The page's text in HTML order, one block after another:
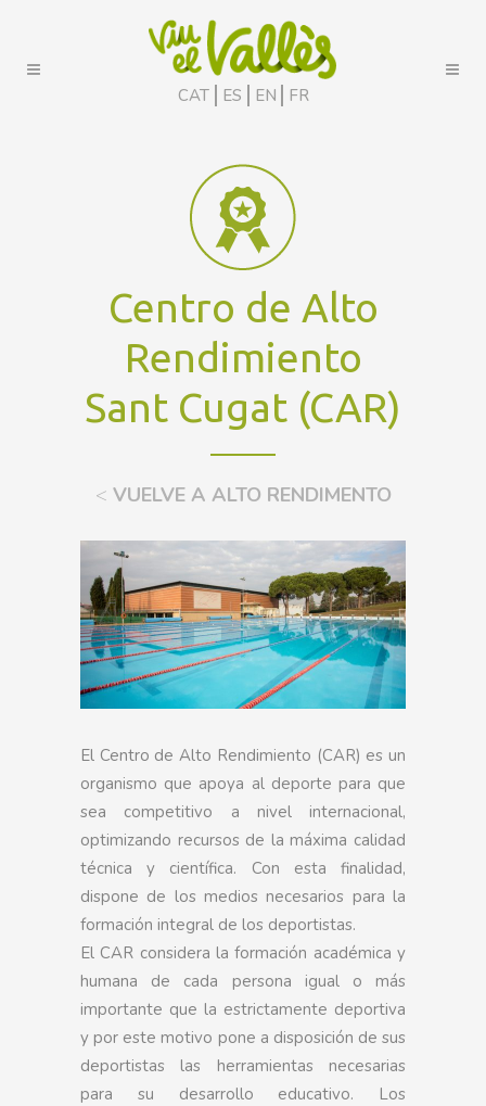
CAT ES EN FR
Centro de Alto
Rendimiento
Sant Cugat (CAR)
< VUELVE A ALTO RENDIMENTO
El Centro de Alto Rendimiento (CAR) es un
organismo que apoya al deporte para que
sea competitivo a nivel internacional,
optimizando recursos de la máxima calidad
técnica y científica. Con esta finalidad,
dispone de los medios necesarios para la
formación integral de los deportistas.
El CAR considera la formación académica y
humana de cada persona igual o más
importante que la estrictamente deportiva
y por este motivo pone a disposición de sus
deportistas las herramientas necesarias
para su desarrollo educativo. Los